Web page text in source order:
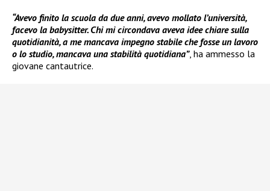
“Avevo finito la scuola da due anni, avevo mollato l’università,
facevo la babysitter. Chi mi circondava aveva idee chiare sulla
quotidianità, a me mancava impegno stabile che fosse un lavoro
o lo studio, mancava una stabilità quotidiana”, ha ammesso la
giovane cantautrice.